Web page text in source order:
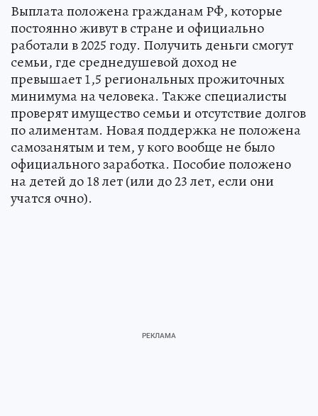
Выплата положена гражданам РФ, которые
постоянно живут в стране и официально
работали в 2025 году. Получить деньги смогут
семьи, где среднедушевой доход не
превышает 1,5 региональных прожиточных
минимума на человека. Также специалисты
проверят имущество семьи и отсутствие долгов
по алиментам. Новая поддержка не положена
самозанятым и тем, у кого вообще не было
официального заработка. Пособие положено
на детей до 18 лет (или до 23 лет, если они
учатся очно).